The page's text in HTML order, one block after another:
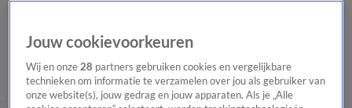
Jouw cookievoorkeuren
Wij en onze28 partners gebruiken cookies en vergelijkbare
technieken om informatie te verzamelen over jou als gebruiker van
onze website(s), jouw gedrag en jouw apparaten. Als je „Alle